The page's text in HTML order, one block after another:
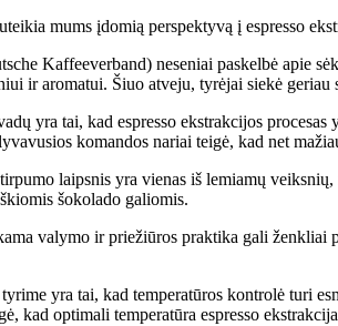
Kaffeeverband) neseniai paskelbė apie
ir aromatui. Šiuo atveju, tyrėjai siekė
yra tai, kad espresso ekstrakcijos
komandos nariai teigė, kad net
laipsnis yra vienas iš lemiamų
šokolado galiomis.
valymo ir priežiūros praktika gali
yra tai, kad temperatūros kontrolė turi
kad optimali temperatūra espresso